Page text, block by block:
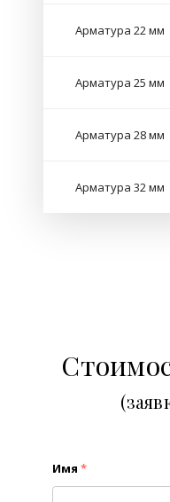
Арматура 22 мм
Арматура 25 мм
Арматура 28 мм
Арматура 32 мм
Имя *